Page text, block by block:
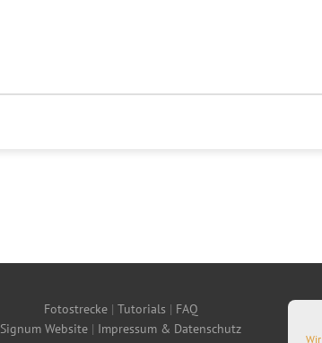
Fotostrecke| Tutorials | FAQ
Signum Website | Impressum & Datenschutz